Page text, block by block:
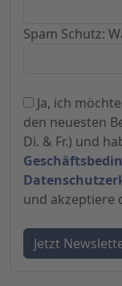
Spam Schutz:
Ja, ich
den neuesten
Di. & Fr.) und
und akzeptiere